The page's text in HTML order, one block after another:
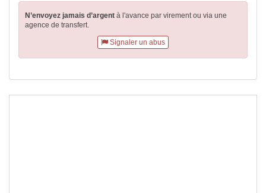
N’envoyez jamais d’argent à l'avance par virementou via une
agence de transfert.
Signaler un abus